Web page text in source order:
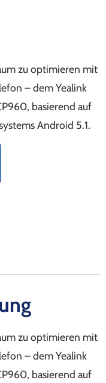
zu optimieren mit
– dem Yealink
basierend auf
Android 5.1.
zu optimieren mit
– dem Yealink
basierend auf